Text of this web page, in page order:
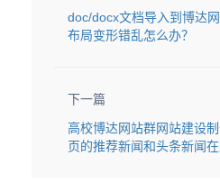
doc/docx文档导入到博达
布局变形错乱怎么办？
下一篇
高校博达网站群网站建设
页的推荐新闻和头条新闻